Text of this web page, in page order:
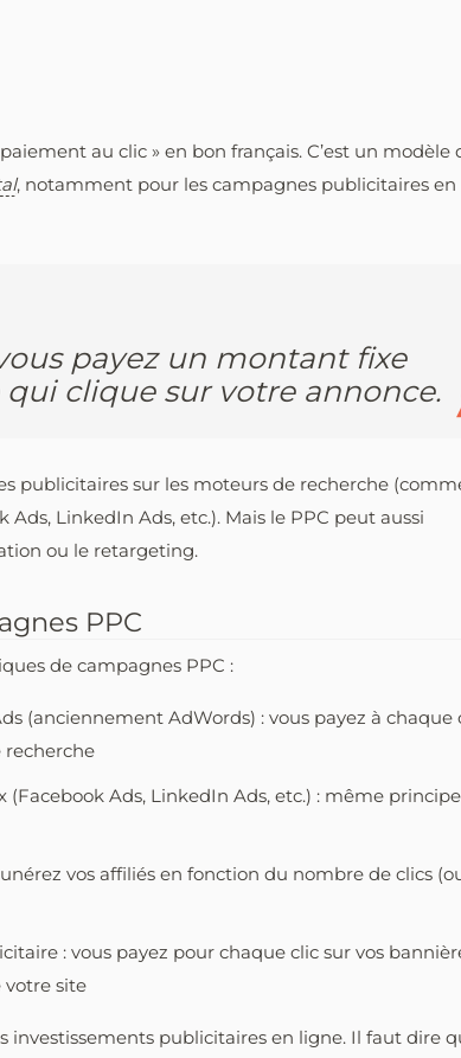
au clic » en bon français. C’est un modèle
, notamment pour les campagnes publicitaires en
payez un montant fixe
clique sur votre annonce.
publicitaires sur les moteurs de recherche
Ads, LinkedIn Ads, etc.). Mais le PPC peut aussi
ou le retargeting.
PPC
de campagnes PPC :
(anciennement AdWords) : vous payez à chaque
recherche
(Facebook Ads, LinkedIn Ads, etc.) : même
vos affiliés en fonction du nombre de clics
: vous payez pour chaque clic sur vos
votre site
investissements publicitaires en ligne. Il faut dire